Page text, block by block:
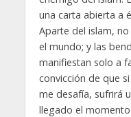
una carta abierta a
Aparte del islam,
el mundo; y las
manifiestan solo a
convicción de que
me desafía, sufrirá
llegado el